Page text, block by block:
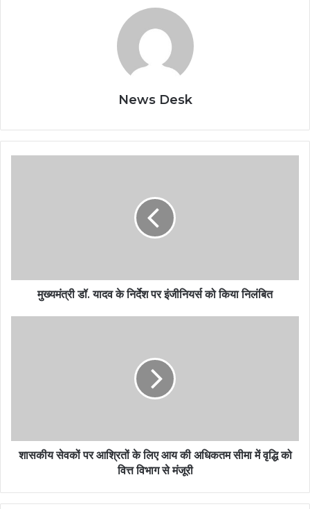
News Desk
मुख्यमंत्री डॉ. यादव के निर्देश पर इंजीनियर्स को किया निलंबित
शासकीय सेवकों पर आश्रितों के लिए आय की अधिकतम सीमा में वृद्धि को
वित्त विभाग से मंजूरी